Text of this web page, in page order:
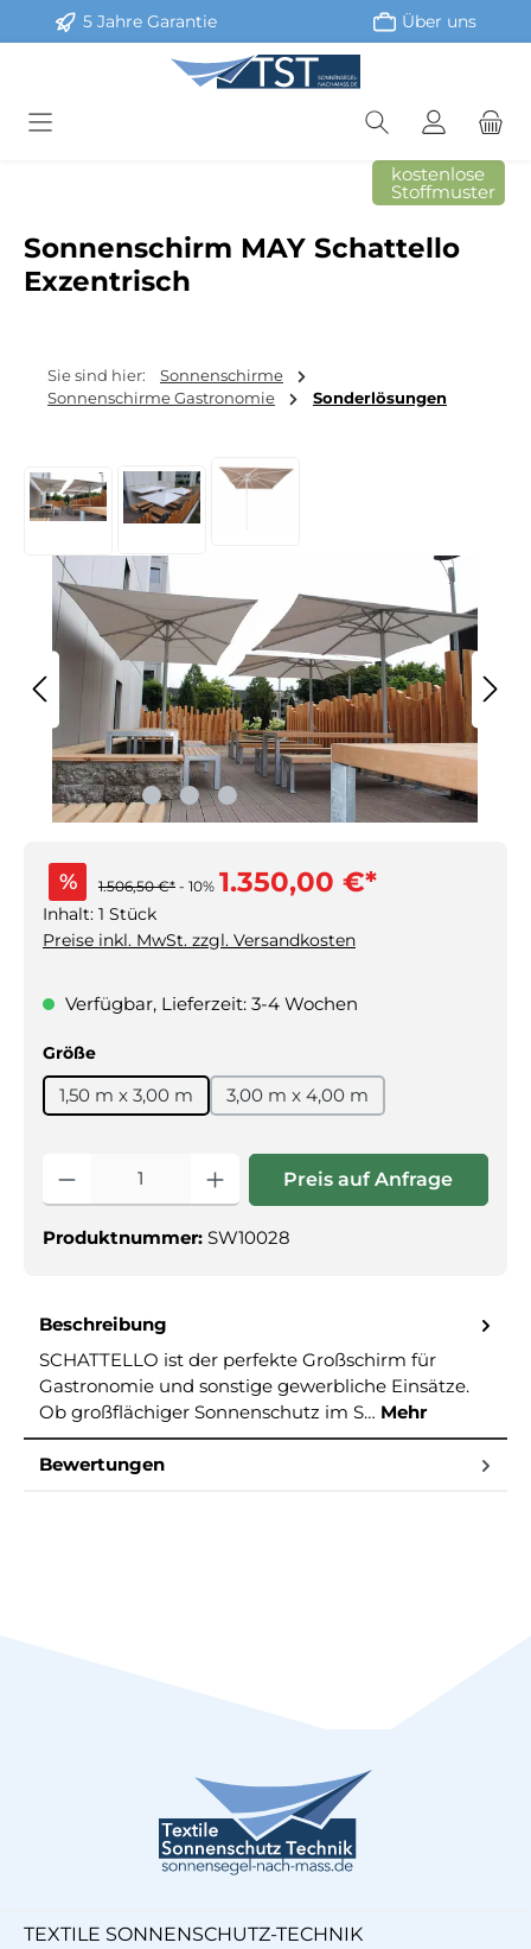
Zum Hauptinhalt springen
5 Jahre Garantie Über uns
kostenlose
Stoffmuster
Sonnenschirm MAY Schattello
Exzentrisch
Sie sind hier:
Sonnenschirme
Sonnenschirme Gastronomie
Sonderlösungen
Bildergalerie überspringen
% 1.506,50 €* - 10% 1.350,00 €*
Inhalt: 1 Stück
Preise inkl. MwSt. zzgl. Versandkosten
Verfügbar, Lieferzeit: 3-4 Wochen
Größeauswählen
1,50 m x 3,00 m 3,00 m x 4,00 m
Produkt Anzahl: Gib den
Preis auf Anfrage
Produktnummer: SW10028
Beschreibung
SCHATTELLO ist der perfekte Großschirm für
Gastronomie und sonstige gewerbliche Einsätze.
Ob großflächiger Sonnenschutz im S… Mehr
Bewertungen
TEXTILE SONNENSCHUTZ-TECHNIK